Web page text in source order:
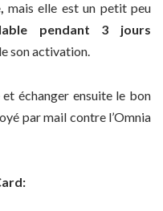
mais elle est un petit peu
pendant 3 jours
son activation.
et échanger ensuite le bon
par mail contre l’Omnia